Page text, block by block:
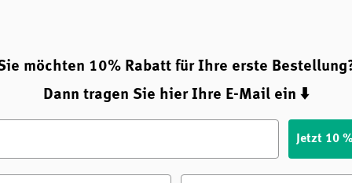
möchten 10% Rabatt für Ihre erste
Dann tragen Sie hier Ihre E-Mail ein ⬇️
Jetzt 10
Nachname